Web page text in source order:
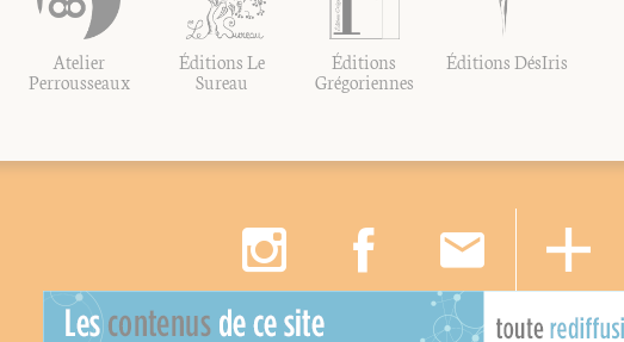
Atelier
Perrousseaux
Éditions Le
Sureau
Éditions
Grégoriennes
Éditions DésIris